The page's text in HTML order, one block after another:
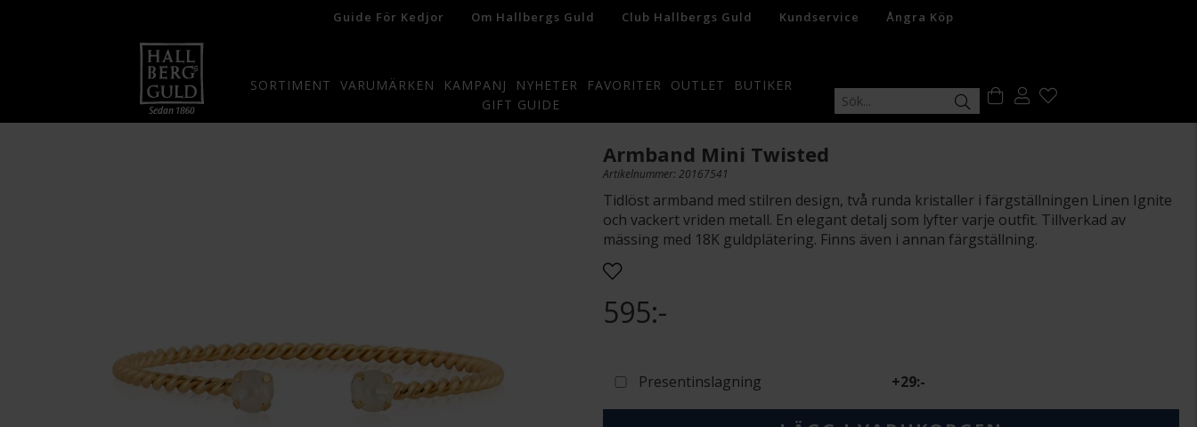
Guide För Kedjor Om Hallbergs Guld Club Hallbergs Guld Kundservice Ångra Köp
SORTIMENT VARUMÄRKEN KAMPANJ NYHETER FAVORITER OUTLET
BUTIKER
GIFT GUIDE
Armband Mini Twisted
Artikelnummer: 20167541
Tidlöst armband med stilren design, två runda kristaller i färgställningen Linen Ignite
och vackert vriden metall. En elegant detalj som lyfter varje outfit. Tillverkad av
mässing med 18K guldplätering. Finns även i annan färgställning.
595:-
Presentinslagning +29:-